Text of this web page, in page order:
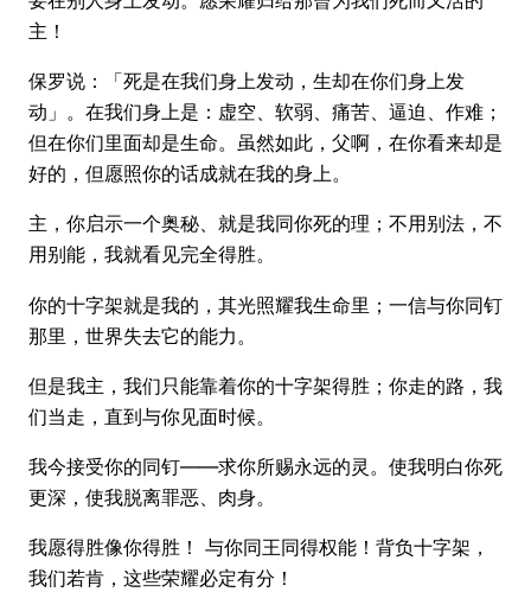
主！
保罗说：「死是在我们身上发动，生却在你们身上发
动」。在我们身上是：虚空、软弱、痛苦、逼迫、作难；
但在你们里面却是生命。虽然如此，父啊，在你看来却是
好的，但愿照你的话成就在我的身上。
主，你启示一个奥秘、就是我同你死的理；不用别法，不
用别能，我就看见完全得胜。
你的十字架就是我的，其光照耀我生命里；一信与你同钉
那里，世界失去它的能力。
但是我主，我们只能靠着你的十字架得胜；你走的路，我
们当走，直到与你见面时候。
我今接受你的同钉——求你所赐永远的灵。使我明白你死
更深，使我脱离罪恶、肉身。
我愿得胜像你得胜！ 与你同王同得权能！背负十字架，
我们若肯，这些荣耀必定有分！